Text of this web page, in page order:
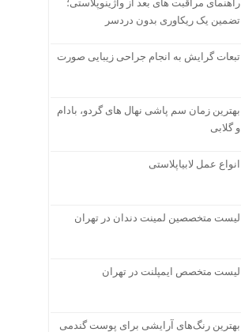
راهنمای مراقبت های بعد از واژینوپلاستی؛
تضمین یک ریکاوری بدون دردسر
تبعات گرایش به انجام جراحی زیبایی صورت
بهترین زمان سم پاشی نهال های گردو، بادام
و گلابی
انواع عمل لابیاپلاستی
لیست متخصصین لمینت دندان در تهران
لیست متخصص ایمپلنت در تهران
بهترین رنگ‌های آرایشی برای پوست گندمی